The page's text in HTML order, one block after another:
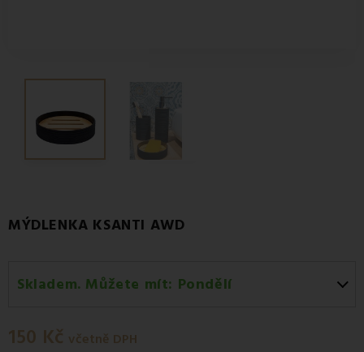
MÝDLENKA KSANTI AWD
Skladem. Můžete mít: Pondělí
Zásilkovna.
150 Kč včetně DPH